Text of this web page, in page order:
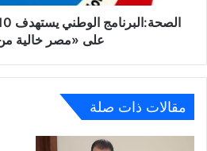
خالية
على «مصر خالية من
مقالات ذات صلة